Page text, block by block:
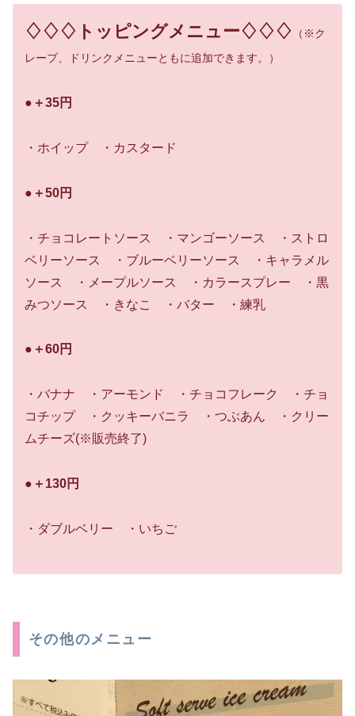
♢♢♢トッピングメニュー♢♢♢
（※ク
レープ、ドリンクメニューともに追加できます。）
●＋35円
・ホイップ ・カスタード
●＋50円
・チョコレートソース ・マンゴーソース ・ストロ
ベリーソース ・ブルーベリーソース ・キャラメル
ソース ・メープルソース ・カラースプレー ・黒
みつソース ・きなこ ・バター ・練乳
●＋60円
・バナナ ・アーモンド ・チョコフレーク ・チョ
コチップ ・クッキーバニラ ・つぶあん ・クリー
ムチーズ(※販売終了)
●＋130円
・ダブルベリー ・いちご
その他のメニュー